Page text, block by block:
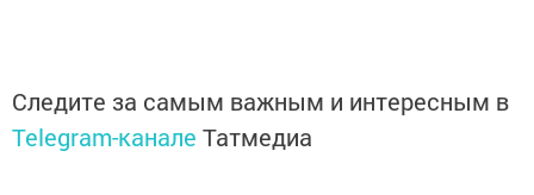
Следите за самым важным и интересным в
Telegram-канале Татмедиа